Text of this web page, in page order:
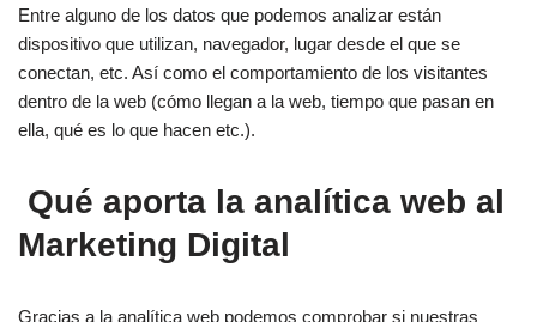
Entre alguno de los datos que podemos analizar están
dispositivo que utilizan, navegador, lugar desde el que se
conectan, etc. Así como el comportamiento de los visitantes
dentro de la web (cómo llegan a la web, tiempo que pasan en
ella, qué es lo que hacen etc.).
Qué aporta la analítica web al
Marketing Digital
Gracias a la analítica web podemos comprobar si nuestras